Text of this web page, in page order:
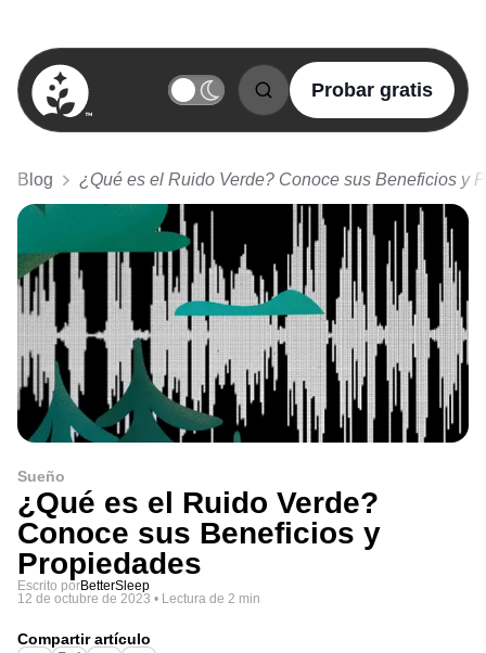
BetterSleep Logo
Probar gratis
Blog ¿Qué es el Ruido Verde? Conoce sus Beneficios y
Sueño
¿Qué es el Ruido Verde?
Conoce sus Beneficios y
Propiedades
Escrito porBetterSleep
12 de octubre de 2023 • Lectura de 2 min
Compartir artículo